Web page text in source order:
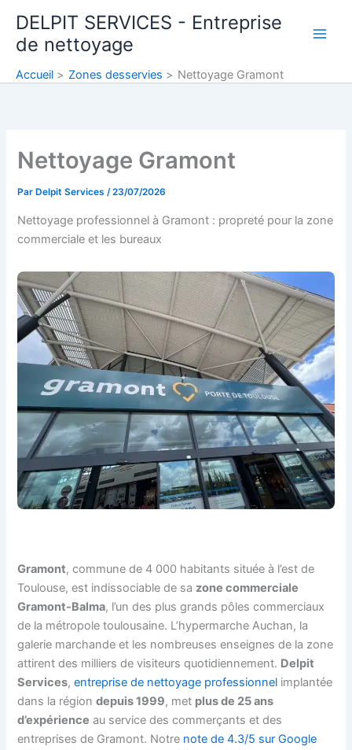
contenu
DELPIT SERVICES - Entreprise
de nettoyage
Accueil Zones desservies Nettoyage Gramont
Nettoyage Gramont
Par Delpit Services/23/07/2026
Nettoyage professionnel à Gramont : propreté pour la zone
commerciale et les bureaux
Gramont, commune de 4 000 habitants située à l’est de
Toulouse, est indissociable de sa zone commerciale
Gramont-Balma, l’un des plus grands pôles commerciaux
de la métropole toulousaine. L’hypermarche Auchan, la
galerie marchande et les nombreuses enseignes de la zone
attirent des milliers de visiteurs quotidiennement. Delpit
Services,entreprise de nettoyage professionnel implantée
dans la régiondepuis 1999, met plus de 25 ans
d’expérience au service des commerçants et des
entreprises de Gramont. Notre note de 4.3/5 sur Google